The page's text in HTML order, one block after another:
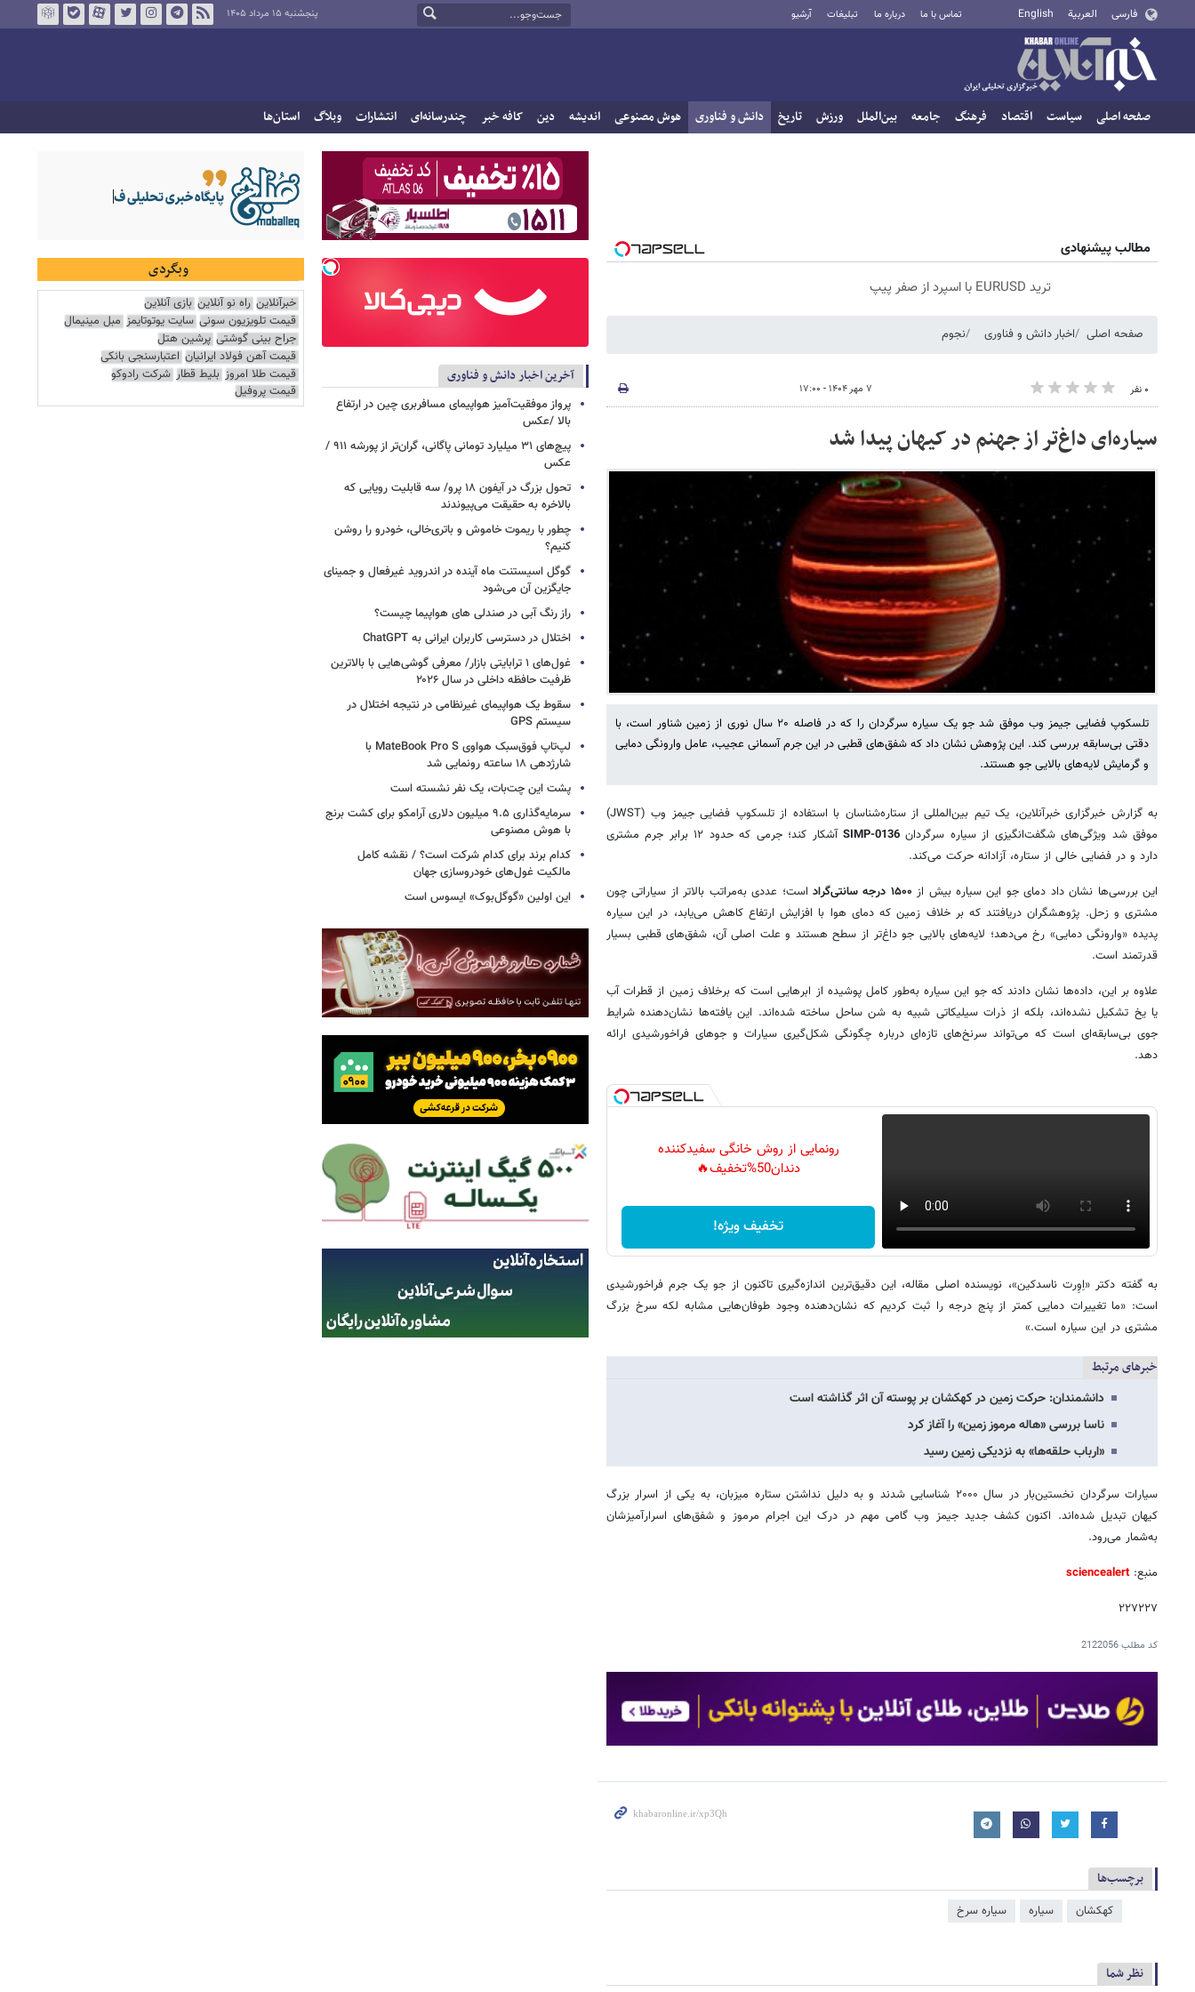
فارسی العربية English تماس با ما درباره ما تبلیغات آرشیو پنجشنبه ۱۵ مرداد ۱۴۰۵
صفحه اصلی سیاست اقتصاد فرهنگ جامعه بین‌الملل ورزش تاریخ دانش و فناوری هوش مصنوعی اندیشه دین کافه خبر چندرسانه‌ای انتشارات وبلاگ استان‌ها
مطالب پیشنهادی
ترید EURUSD با اسپرد از صفر پیپ
صفحه اصلی اخبار دانش و فناوری نجوم
۰ نفر ۷ مهر ۱۴۰۴ - ۱۷:۰۰
سیاره‌ای داغ‌تر از جهنم در کیهان پیدا شد
تلسکوپ فضایی جیمز وب موفق شد جو یک سیاره سرگردان را که در فاصله ۲۰ سال نوری از زمین شناور است، با
دقتی بی‌سابقه بررسی کند. این پژوهش نشان داد که شفق‌های قطبی در این جرم آسمانی عجیب، عامل وارونگی دمایی
و گرمایش لایه‌های بالایی جو هستند.
به گزارش خبرگزاری خبرآنلاین، یک تیم بین‌المللی از ستاره‌شناسان با استفاده از تلسکوپ فضایی جیمز وب (JWST)
موفق شد ویژگی‌های شگفت‌انگیزی از سیاره سرگردانSIMP-0136
آشکار کند؛ جرمی که حدود ۱۲ برابر جرم مشتری
دارد و در فضایی خالی از ستاره، آزادانه حرکت می‌کند.
این بررسی‌ها نشان داد دمای جو این سیاره بیش از ۱۵۰۰ درجه سانتی‌گراد
است؛ عددی به‌مراتب بالاتر از سیاراتی چون
مشتری و زحل. پژوهشگران دریافتند که بر خلاف زمین که دمای هوا با افزایش ارتفاع کاهش می‌یابد، در این سیاره
پدیده «وارونگی دمایی» رخ می‌دهد؛ لایه‌های بالایی جو داغ‌تر از سطح هستند و علت اصلی آن، شفق‌های قطبی بسیار
قدرتمند است.
علاوه بر این، داده‌ها نشان دادند که جو این سیاره به‌طور کامل پوشیده از ابرهایی است که برخلاف زمین از قطرات آب
یا یخ تشکیل نشده‌اند، بلکه از ذرات سیلیکاتی شبیه به شن ساحل ساخته شده‌اند. این یافته‌ها نشان‌دهنده شرایط
جوی بی‌سابقه‌ای است که می‌تواند سرنخ‌های تازه‌ای درباره چگونگی شکل‌گیری سیارات و جوهای فراخورشیدی ارائه
دهد.
رونمایی از روش خانگی سفیدکننده
دندان50%تخفیف🔥
تخفیف ویژه!
به گفته دکتر «اِوِرت ناسدکین»، نویسنده اصلی مقاله، این دقیق‌ترین اندازه‌گیری تاکنون از جو یک جرم فراخورشیدی
است: «ما تغییرات دمایی کمتر از پنج درجه را ثبت کردیم که نشان‌دهنده وجود طوفان‌هایی مشابه لکه سرخ بزرگ
مشتری در این سیاره است.»
خبرهای مرتبط
دانشمندان: حرکت زمین در کهکشان بر پوسته آن اثر گذاشته است
ناسا بررسی «هاله مرموز زمین» را آغاز کرد
«ارباب حلقه‌ها» به نزدیکی زمین رسید
سیارات سرگردان نخستین‌بار در سال ۲۰۰۰ شناسایی شدند و به دلیل نداشتن ستاره‌ میزبان، به یکی از اسرار بزرگ
کیهان تبدیل شده‌اند. اکنون کشف جدید جیمز وب گامی مهم در درک این اجرام مرموز و شفق‌های اسرارآمیزشان
به‌شمار می‌رود.
منبع:sciencealert
۲۲۷۲۲۷
کد مطلب2122056
برچسب‌ها
کهکشان سیاره سیاره سرخ
نظر شما
آخرین اخبار دانش و فناوری
پرواز موفقیت‌آمیز هواپیمای مسافربری چین در ارتفاع
بالا /عکس
پیچ‌های ۳۱ میلیارد تومانی پاگانی، گران‌تر از پورشه ۹۱۱ /
عکس
تحول بزرگ در آیفون ۱۸ پرو/ سه قابلیت رویایی که
بالاخره به حقیقت می‌پیوندند
چطور با ریموت خاموش و باتری‌خالی، خودرو را روشن
کنیم؟
گوگل اسیستنت ماه آینده در اندروید غیرفعال و جمینای
جایگزین آن می‌شود
راز رنگ آبی در صندلی های هواپیما چیست؟
اختلال در دسترسی کاربران ایرانی به ChatGPT
غول‌های ۱ ترابایتی بازار/ معرفی گوشی‌هایی با بالاترین
ظرفیت حافظه داخلی در سال ۲۰۲۶
سقوط یک هواپیمای غیرنظامی در نتیجه اختلال در
سیستم‌ GPS
لپ‌تاپ فوق‌سبک هواوی MateBook Pro S با
شارژدهی ۱۸ ساعته رونمایی شد
پشت این چت‌بات، یک نفر نشسته است
سرمایه‌گذاری ۹.۵ میلیون دلاری آرامکو برای کشت برنج
با هوش مصنوعی
کدام برند برای کدام شرکت است؟ / نقشه کامل
مالکیت غول‌های خودروسازی جهان
این اولین «گوگل‌بوک» ایسوس است
وبگردی
خبرآنلاین راه نو آنلاین بازی آنلاین
قیمت تلویزیون سونی سایت یوتوتایمز مبل مینیمال
جراح بینی گوشتی پرشین هتل
قیمت آهن فولاد ایرانیان اعتبارسنجی بانکی
قیمت طلا امروز بلیط قطار شرکت رادوکو
قیمت پروفیل